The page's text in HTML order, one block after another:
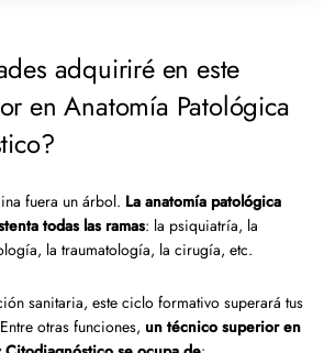
adquiriré en este
en Anatomía Patológica
fuera un árbol. La anatomía patológica
todas las ramas: la psiquiatría, la
la traumatología, la cirugía, etc.
sanitaria, este ciclo formativo superará tus
otras funciones, un técnico superior en